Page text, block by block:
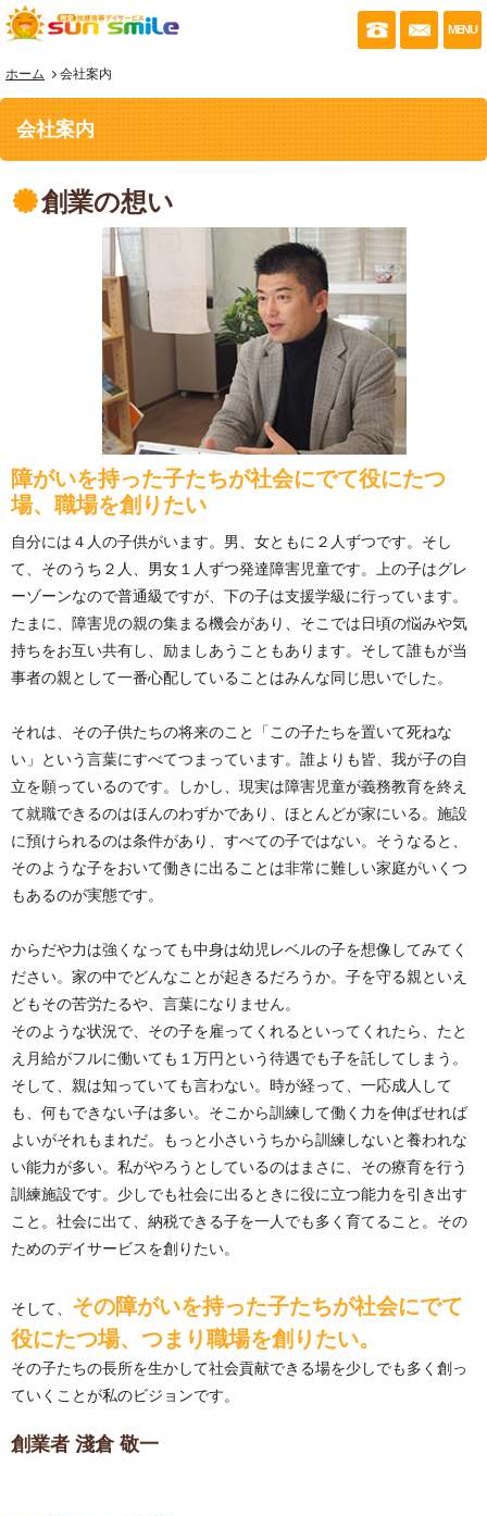
053-430-お問
MENU
ホーム 会社案内
会社案内
創業の想い
障がいを持った子たちが社会にでて役にたつ
場、職場を創りたい
自分には４人の子供がいます。男、女ともに２人ずつです。そし
て、そのうち２人、男女１人ずつ発達障害児童です。上の子はグレ
ーゾーンなので普通級ですが、下の子は支援学級に行っています。
たまに、障害児の親の集まる機会があり、そこでは日頃の悩みや気
持ちをお互い共有し、励ましあうこともあります。そして誰もが当
事者の親として一番心配していることはみんな同じ思いでした。
それは、その子供たちの将来のこと「この子たちを置いて死ねな
い」という言葉にすべてつまっています。誰よりも皆、我が子の自
立を願っているのです。しかし、現実は障害児童が義務教育を終え
て就職できるのはほんのわずかであり、ほとんどが家にいる。施設
に預けられるのは条件があり、すべての子ではない。そうなると、
そのような子をおいて働きに出ることは非常に難しい家庭がいくつ
もあるのが実態です。
からだや力は強くなっても中身は幼児レベルの子を想像してみてく
ださい。家の中でどんなことが起きるだろうか。子を守る親といえ
どもその苦労たるや、言葉になりません。
そのような状況で、その子を雇ってくれるといってくれたら、たと
え月給がフルに働いても１万円という待遇でも子を託してしまう。
そして、親は知っていても言わない。時が経って、一応成人して
も、何もできない子は多い。そこから訓練して働く力を伸ばせれば
よいがそれもまれだ。もっと小さいうちから訓練しないと養われな
い能力が多い。私がやろうとしているのはまさに、その療育を行う
訓練施設です。少しでも社会に出るときに役に立つ能力を引き出す
こと。社会に出て、納税できる子を一人でも多く育てること。その
ためのデイサービスを創りたい。
そして、 その障がいを持った子たちが社会にでて
役にたつ場、つまり職場を創りたい。
その子たちの長所を生かして社会貢献できる場を少しでも多く創っ
ていくことが私のビジョンです。
創業者 淺倉 敬一